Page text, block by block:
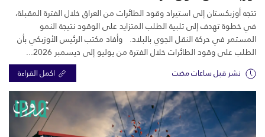
تتجه أوزبكستان إلى استيراد وقود الطائرات من العراق خلال الفترة المقبلة،
في خطوة تهدف إلى تلبية الطلب المتزايد على الوقود نتيجة النمو
المستمر في حركة النقل الجوي بالبلاد. وأفاد مكتب الرئيس الأوزبكي بأن
الطلب على وقود الطائرات خلال الفترة من يوليو إلى ديسمبر 2026...
نشر قبل ساعات مضت اكمل القراءة